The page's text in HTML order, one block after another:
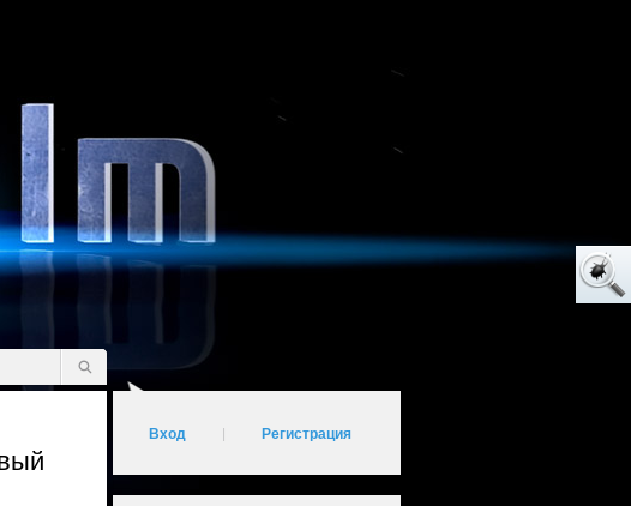
Вход Регистрация